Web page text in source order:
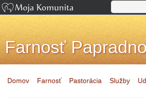
Farnosť
Domov Farnosť Pastorácia Služby